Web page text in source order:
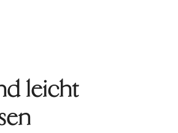
leicht